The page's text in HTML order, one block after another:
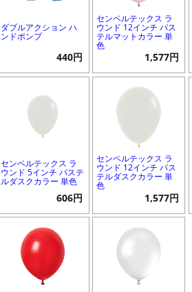
ダブルアクション ハ
ンドポンプ
440円
センペルテックス ラ
ウンド 12インチ パス
テルマットカラー 単
色
1,577円
センペルテックス ラ
ウンド 5インチ パステ
ルダスクカラー 単色
606円
センペルテックス ラ
ウンド 12インチ パス
テルダスクカラー 単
色
1,577円